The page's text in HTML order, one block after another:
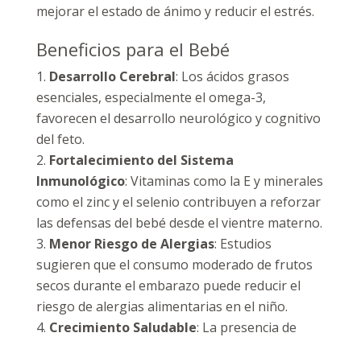
mejorar el estado de ánimo y reducir el estrés.
Beneficios para el Bebé
Desarrollo Cerebral: Los ácidos grasos
esenciales, especialmente el omega-3,
favorecen el desarrollo neurológico y cognitivo
del feto.
Fortalecimiento del Sistema
Inmunológico: Vitaminas como la E y minerales
como el zinc y el selenio contribuyen a reforzar
las defensas del bebé desde el vientre materno.
Menor Riesgo de Alergias: Estudios
sugieren que el consumo moderado de frutos
secos durante el embarazo puede reducir el
riesgo de alergias alimentarias en el niño.
Crecimiento Saludable: La presencia de